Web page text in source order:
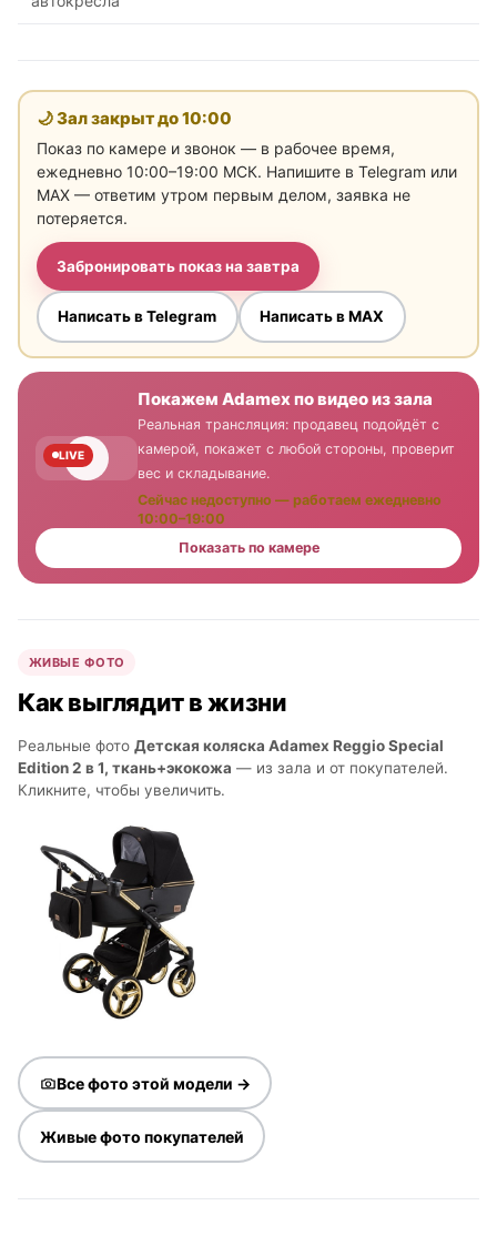
🌙 Зал закрыт до10:00
Показ по камере и звонок — в рабочее время,
ежедневно 10:00–19:00 МСК. Напишите в Telegram или
MAX — ответим утром первым делом, заявка не
потеряется.
Забронировать показ на завтра
Написать в Telegram Написать в MAX
LIVE
Покажем Adamex по видео из зала
Реальная трансляция: продавец подойдёт с
камерой, покажет с любой стороны, проверит
вес и складывание.
Сейчас недоступно — работаем ежедневно
10:00–19:00
Показать по камере
ЖИВЫЕ ФОТО
Как выглядит в жизни
Реальные фото Детская коляска Adamex Reggio Special
Edition 2 в 1, ткань+экокожа — из зала и от покупателей.
Кликните, чтобы увеличить.
Все фото этой модели →
Живые фото покупателей